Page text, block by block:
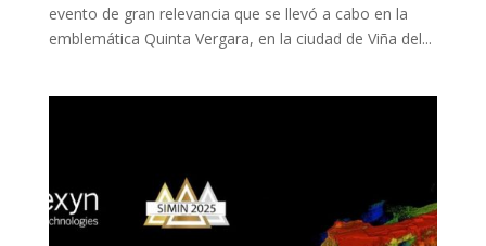
evento de gran relevancia que se llevó a cabo en la
emblemática Quinta Vergara, en la ciudad de Viña del...